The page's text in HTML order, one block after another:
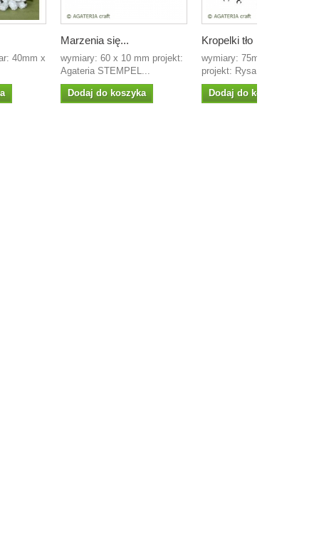
40mm x
Marzenia się...
wymiary: 60 x 10 mm projekt:
Agateria STEMPEL...
Dodaj do koszyka
Kropelki tło
wymiary: 75mm x 60mm
projekt: Rysa stempel...
Dodaj do koszyka